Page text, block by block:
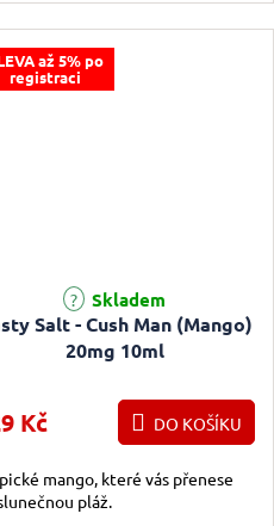
až 5% po
registraci
Salt - Cush Man (Mango)
20mg 10ml
Skladem
Kč DO KOŠÍKU
mango, které vás přenese
pláž.